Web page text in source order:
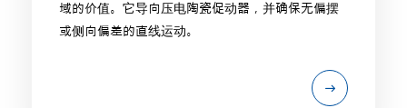
域的价值。它导向压电陶瓷促动器，并确保无偏摆
或侧向偏差的直线运动。